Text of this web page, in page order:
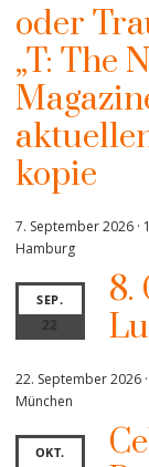
oder
„T: The
kopie
7. September 2026 ·
Hamburg
SEP.
22
8.
22. September 2026
München
OKT.